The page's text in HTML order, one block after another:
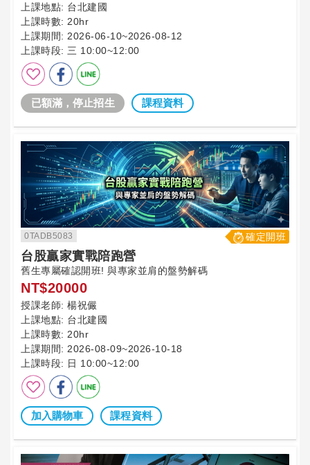
上課地點: 台北建國
上課時數: 20hr
上課期間: 2026-06-10~2026-08-12
上課時段: 三 10:00~12:00
已額滿，停止招生 課程資料
0TADB5083 確定開班
台股贏家實戰陪跑營
舊生專屬確認開班! 與專家並肩的盤勢解碼
NT$20000
授課老師: 楊祝儼
上課地點: 台北建國
上課時數: 20hr
上課期間: 2026-08-09~2026-10-18
上課時段: 日 10:00~12:00
加入購物車 課程資料